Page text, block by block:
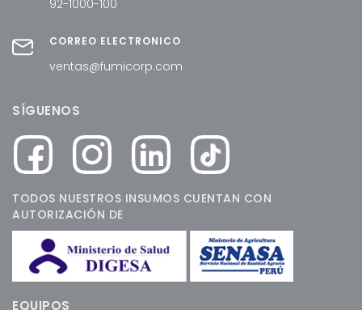
92-1000-100
CORREO ELECTRÓNICO
ventas@fumicorp.com
SÍGUENOS
TODOS NUESTROS INSUMOS CUENTAN CON
AUTORIZACIÓN DE
EQUIPOS